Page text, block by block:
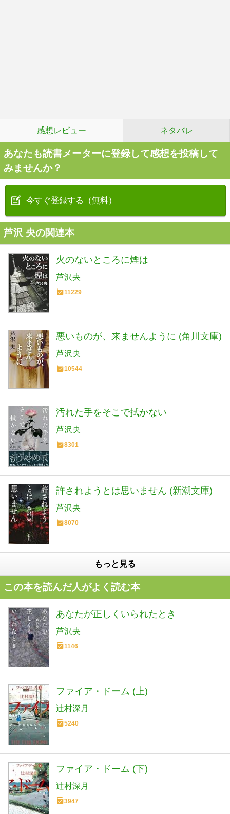
感想レビュー ネタバレ
あなたも読書メーターに登録して感想を投稿して
みませんか？
今すぐ登録する（無料）
芦沢 央の関連本
火のないところに煙は
芦沢央
11229
悪いものが、来ませんように (角川文庫)
芦沢央
10544
汚れた手をそこで拭かない
芦沢央
8301
許されようとは思いません (新潮文庫)
芦沢央
8070
もっと見る
この本を読んだ人がよく読む本
あなたが正しくいられたとき
芦沢央
1146
ファイア・ドーム (上)
辻村深月
5240
ファイア・ドーム (下)
辻村深月
3947